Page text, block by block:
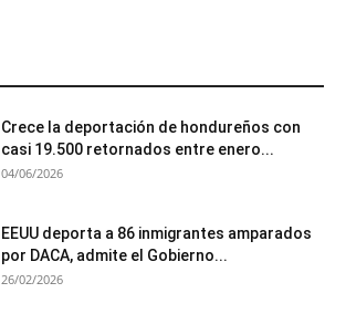
Crece la deportación de hondureños con
casi 19.500 retornados entre enero...
04/06/2026
EEUU deporta a 86 inmigrantes amparados
por DACA, admite el Gobierno...
26/02/2026